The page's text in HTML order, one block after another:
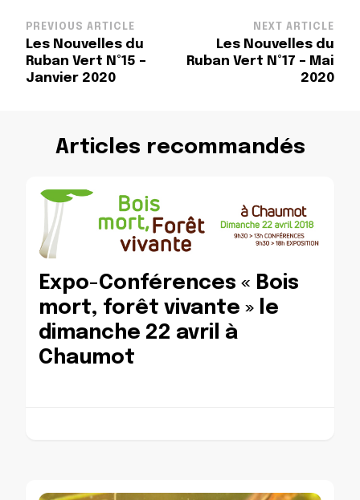
Post
Navigation
PREVIOUS ARTICLE
Les Nouvelles du
Ruban Vert N°15 –
Janvier 2020
NEXT ARTICLE
Les Nouvelles du
Ruban Vert N°17 – Mai
2020
Articles recommandés
Expo-Conférences « Bois
mort, forêt vivante » le
dimanche 22 avril à
Chaumot